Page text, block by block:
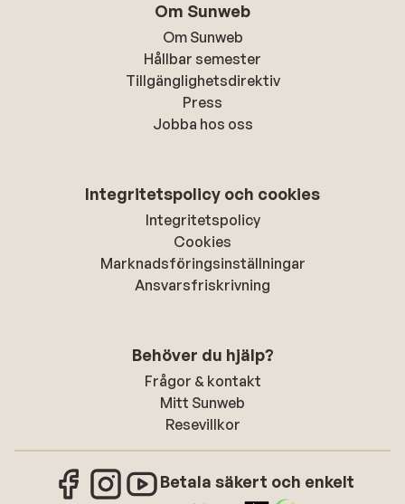
Om Sunweb
Om Sunweb
Hållbar semester
Tillgänglighetsdirektiv
Press
Jobba hos oss
Integritetspolicy och cookies
Integritetspolicy
Cookies
Marknadsföringsinställningar
Ansvarsfriskrivning
Behöver du hjälp?
Frågor & kontakt
Mitt Sunweb
Resevillkor
Betala säkert och enkelt